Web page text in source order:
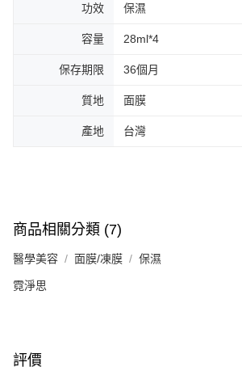
功效 保濕
容量 28ml*4
保存期限 36個月
質地 面膜
產地 台灣
商品相關分類 (7)
醫學美容 面膜/凍膜 保濕
霓淨思
評價